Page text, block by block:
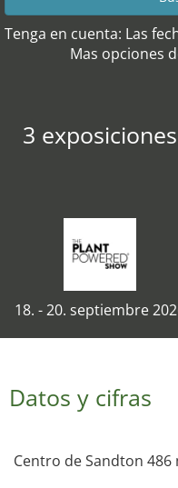
Tenga en cuenta: Las
Mas opciones
3 exposiciones
18. - 20. septiembre
Datos y cifras
Centro de Sandton 486